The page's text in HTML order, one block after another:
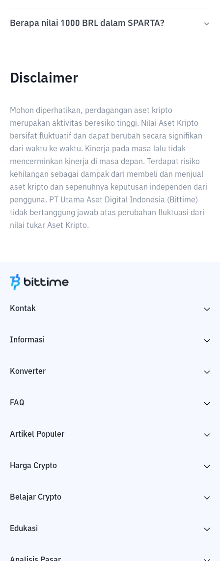
Berapa nilai 1000 BRL dalam SPARTA?
Disclaimer
Mohon diperhatikan, perdagangan aset kripto
merupakan aktivitas beresiko tinggi. Nilai Aset Kripto
bersifat fluktuatif dan dapat berubah secara signifikan
dari waktu ke waktu. Kinerja pada masa lalu tidak
mencerminkan kinerja di masa depan. Terdapat risiko
kehilangan sebagai dampak dari membeli dan menjual
aset kripto dan sepenuhnya keputusan independen dari
pengguna. PT Utama Aset Digital Indonesia (Bittime)
tidak bertanggung jawab atas perubahan fluktuasi dari
nilai tukar Aset Kripto.
Kontak
Informasi
Konverter
FAQ
Artikel Populer
Harga Crypto
Belajar Crypto
Edukasi